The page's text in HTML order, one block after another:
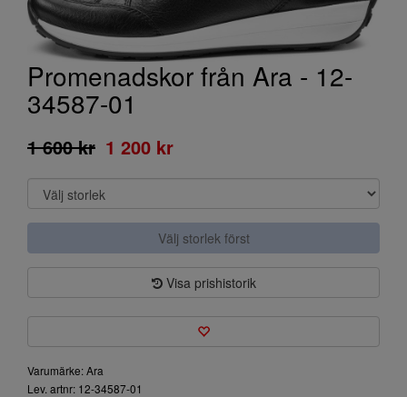
Promenadskor från Ara - 12-
34587-01
1 600 kr 1 200 kr
Välj storlek först
Visa prishistorik
Varumärke: Ara
Lev. artnr: 12-34587-01